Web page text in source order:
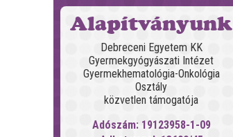
Alapítványunk
Debreceni Egyetem KK
Gyermekgyógyászati Intézet
Gyermekhematológia-Onkológia
Osztály
közvetlen támogatója
Adószám: 19123958-1-09